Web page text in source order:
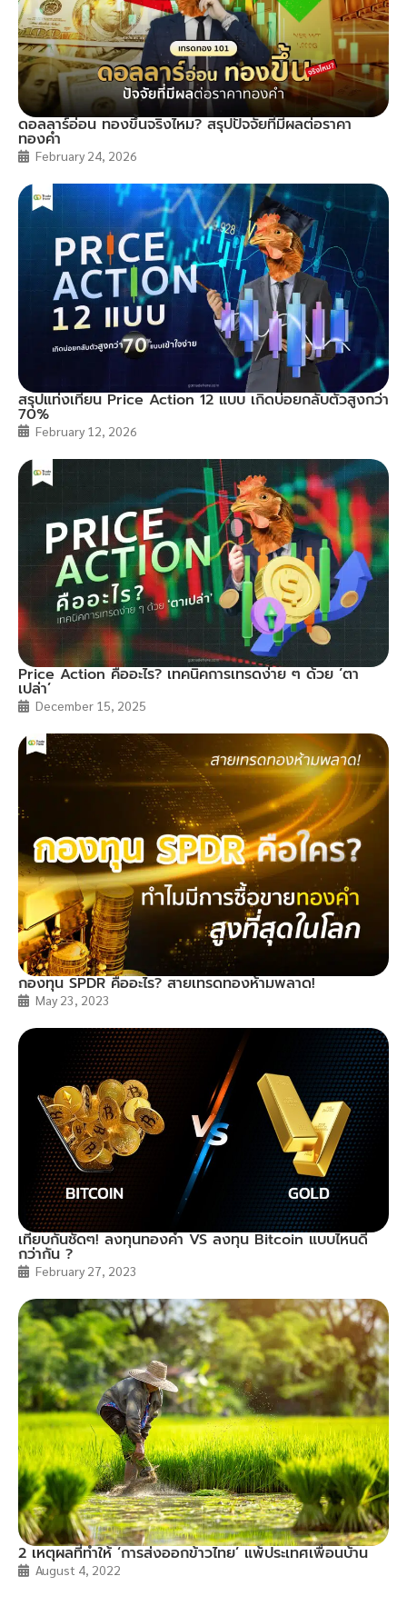
ดอลลาร์อ่อน ทองขึ้นจริงไหม? สรุปปัจจัยที่มีผลต่อราคา
ทองคำ
February 24, 2026
สรุปแท่งเทียน Price Action 12 แบบ เกิดบ่อยกลับตัวสูงกว่า
70%
February 12, 2026
Price Action คืออะไร? เทคนิคการเทรดง่าย ๆ ด้วย ‘ตา
เปล่า’
December 15, 2025
กองทุน SPDR คืออะไร? สายเทรดทองห้ามพลาด!
May 23, 2023
เทียบกันชัดๆ! ลงทุนทองคำ VS ลงทุน Bitcoin แบบไหนดี
กว่ากัน ?
February 27, 2023
2 เหตุผลที่ทำให้ ‘การส่งออกข้าวไทย’ แพ้ประเทศเพื่อนบ้าน
August 4, 2022